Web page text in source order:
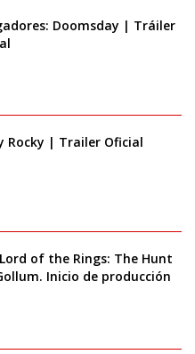
Doomsday | Tráiler
Rocky | Trailer Oficial
of the Rings: The Hunt
Inicio de producción